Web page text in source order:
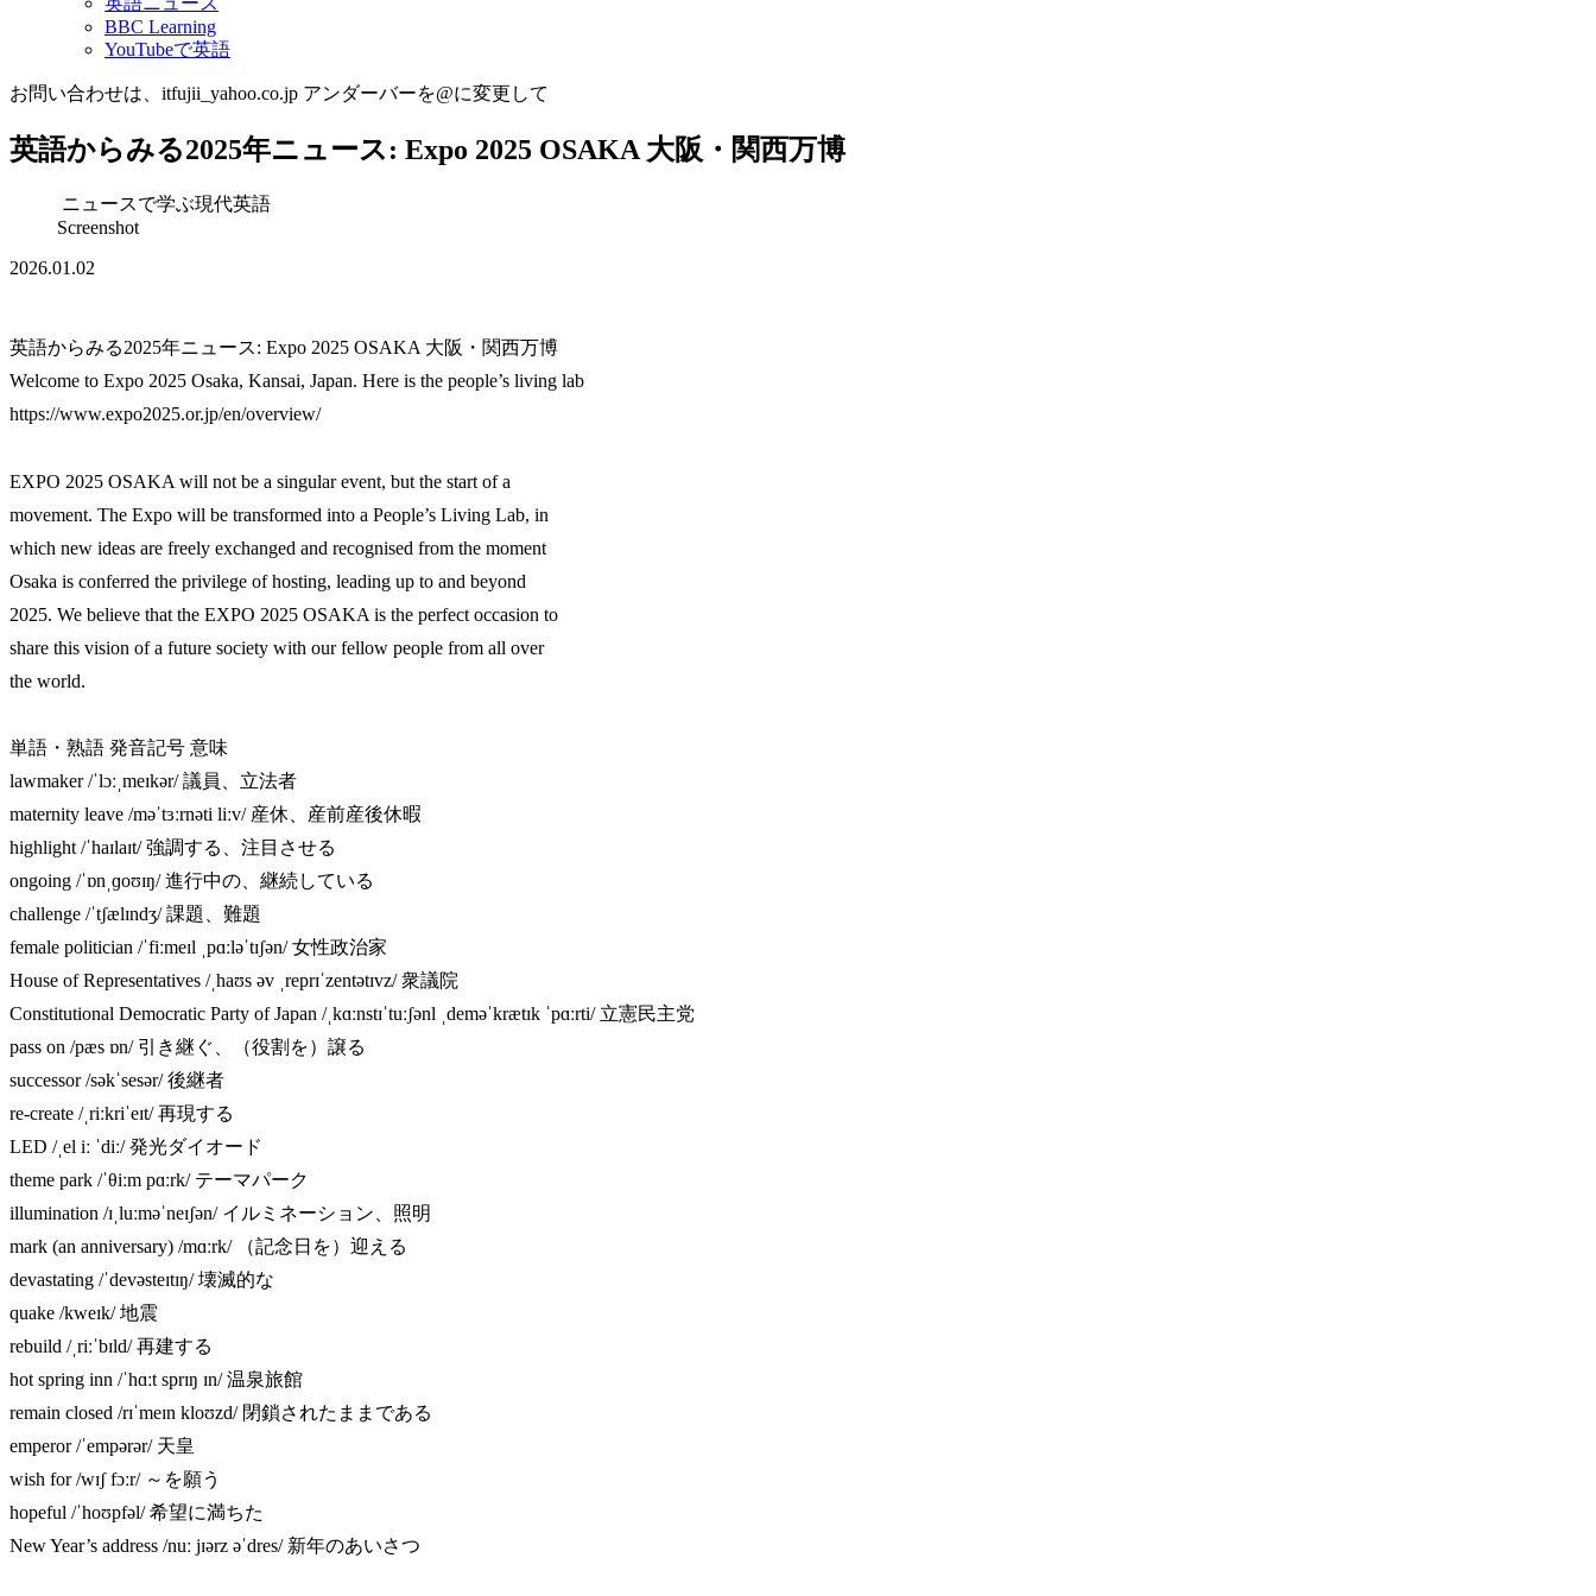
BBC Learning
YouTubeで英語
お問い合わせは、itfujii_yahoo.co.jp アンダーバーを@に変更して
英語からみる2025年ニュース: Expo 2025 OSAKA 大阪・関西万博
ニュースで学ぶ現代英語
Screenshot
2026.01.02
英語からみる2025年ニュース: Expo 2025 OSAKA 大阪・関西万博
Welcome to Expo 2025 Osaka, Kansai, Japan. Here is the people’s living lab
https://www.expo2025.or.jp/en/overview/
EXPO 2025 OSAKA will not be a singular event, but the start of a
movement. The Expo will be transformed into a People’s Living Lab, in
which new ideas are freely exchanged and recognised from the moment
Osaka is conferred the privilege of hosting, leading up to and beyond
2025. We believe that the EXPO 2025 OSAKA is the perfect occasion to
share this vision of a future society with our fellow people from all over
the world.
単語・熟語 発音記号 意味
lawmaker /ˈlɔːˌmeɪkər/ 議員、立法者
maternity leave /məˈtɜːrnəti liːv/ 産休、産前産後休暇
highlight /ˈhaɪlaɪt/ 強調する、注目させる
ongoing /ˈɒnˌɡoʊɪŋ/ 進行中の、継続している
challenge /ˈtʃælɪndʒ/ 課題、難題
female politician /ˈfiːmeɪl ˌpɑːləˈtɪʃən/ 女性政治家
House of Representatives /ˌhaʊs əv ˌreprɪˈzentətɪvz/ 衆議院
Constitutional Democratic Party of Japan /ˌkɑːnstɪˈtuːʃənl ˌdeməˈkrætɪk ˈpɑːrti/ 立憲民主党
pass on /pæs ɒn/ 引き継ぐ、（役割を）譲る
successor /səkˈsesər/ 後継者
re-create /ˌriːkriˈeɪt/ 再現する
LED /ˌel iː ˈdiː/ 発光ダイオード
theme park /ˈθiːm pɑːrk/ テーマパーク
illumination /ɪˌluːməˈneɪʃən/ イルミネーション、照明
mark (an anniversary) /mɑːrk/ （記念日を）迎える
devastating /ˈdevəsteɪtɪŋ/ 壊滅的な
quake /kweɪk/ 地震
rebuild /ˌriːˈbɪld/ 再建する
hot spring inn /ˈhɑːt sprɪŋ ɪn/ 温泉旅館
remain closed /rɪˈmeɪn kloʊzd/ 閉鎖されたままである
emperor /ˈempərər/ 天皇
wish for /wɪʃ fɔːr/ ～を願う
hopeful /ˈhoʊpfəl/ 希望に満ちた
New Year’s address /nuː jɪərz əˈdres/ 新年のあいさつ